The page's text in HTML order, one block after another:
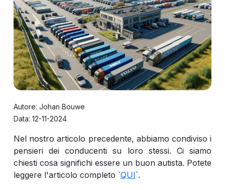
Autore: Johan Bouwe
Data: 12-11-2024
Nel nostro articolo precedente, abbiamo condiviso i
pensieri dei conducenti su loro stessi. Ci siamo
chiesti cosa significhi essere un buon autista. Potete
leggere l'articolo completo `QUI`.